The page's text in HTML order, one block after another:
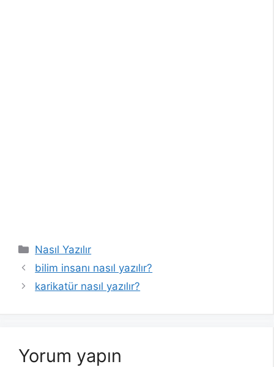
Kategoriler
Nasıl Yazılır
bilim insanı nasıl yazılır?
karikatür nasıl yazılır?
Yorum yapın